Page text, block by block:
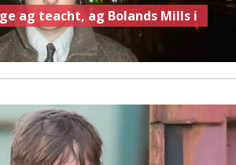
ag teacht, ag Bolands Mills i